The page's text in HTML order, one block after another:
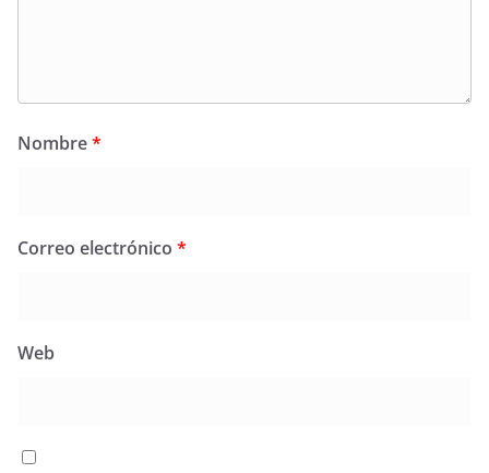
Nombre*
Correo electrónico *
Web